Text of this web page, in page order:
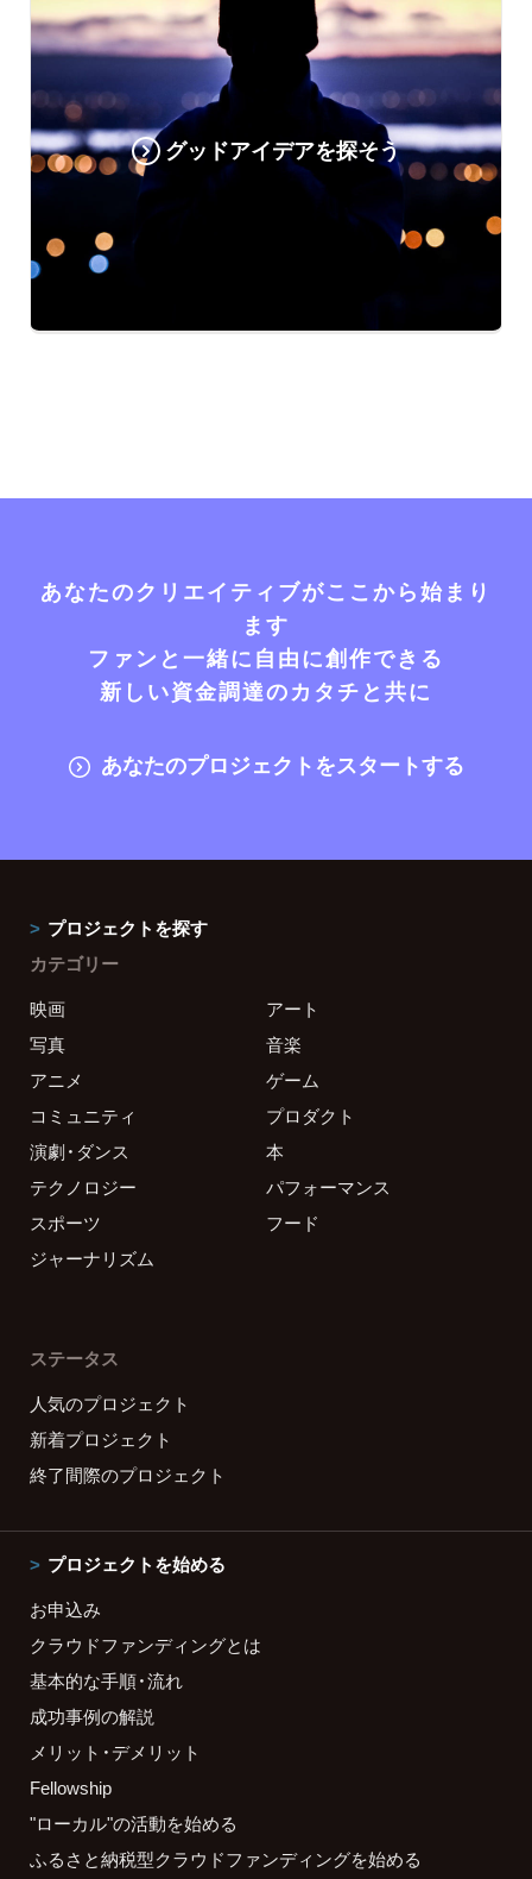
グッドアイデアを探そう
あなたのクリエイティブがここから始まり
ます
ファンと一緒に自由に創作できる
新しい資金調達のカタチと共に
あなたのプロジェクトをスタートする
プロジェクトを探す
カテゴリー
映画
アート
写真
音楽
アニメ
ゲーム
コミュニティ
プロダクト
演劇・ダンス
本
テクノロジー
パフォーマンス
スポーツ
フード
ジャーナリズム
ステータス
人気のプロジェクト
新着プロジェクト
終了間際のプロジェクト
プロジェクトを始める
お申込み
クラウドファンディングとは
基本的な手順・流れ
成功事例の解説
メリット・デメリット
Fellowship
"ローカル"の活動を始める
ふるさと納税型クラウドファンディングを始める